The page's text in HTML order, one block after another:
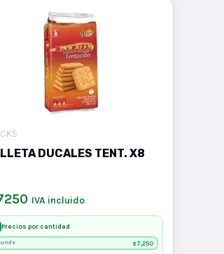
DUCALES TENT. X8
IVA incluido
Precios por cantidad
unds $7,250